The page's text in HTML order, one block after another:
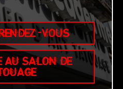
VOUS
AU SALON DE